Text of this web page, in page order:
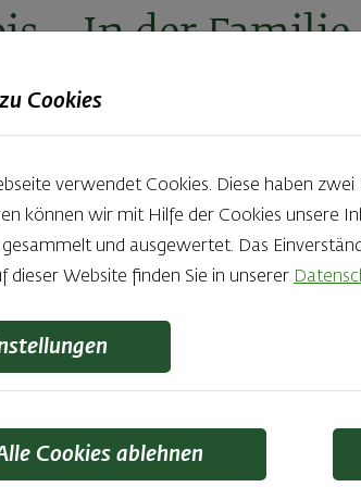
– In der Familie.
Backstuben
Unsere
Cookies
verwendet Cookies. Diese haben
können wir mit Hilfe der Cookies unsere
gesammelt und ausgewertet. Das
dieser Website finden Sie in unserer
Cookies ablehnen